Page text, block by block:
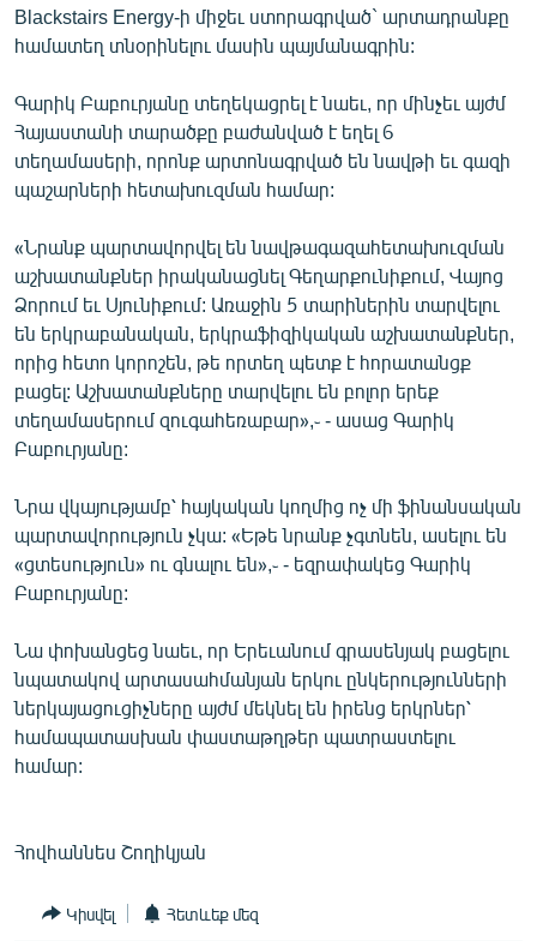
ԱՐԽԻՎ
ՏԵՍԱՆՅՈՒԹԵՐ
ԲԱՆԱՎԵՃ
ՁԳՏԵԼՈՎ ԼԱՎԱԳՈՒՅՆԻՆ
ՓՈԴՔԱՍԹ
Հայերեն
English
Русский
ՀԵՏԵՎԵՔ ՄԵԶ
«Ազատության» բոլոր կայքերը
Blackstairs Energy-ի միջեւ ստորագրված` արտադրանքը
համատեղ տնօրինելու մասին պայմանագրին:
Գարիկ Բաբուրյանը տեղեկացրել է նաեւ, որ մինչեւ այժմ
Հայաստանի տարածքը բաժանված է եղել 6
տեղամասերի, որոնք արտոնագրված են նավթի եւ գազի
պաշարների հետախուզման համար:
«Նրանք պարտավորվել են նավթագազահետախուզման
աշխատանքներ իրականացնել Գեղարքունիքում, Վայոց
Ձորում եւ Սյունիքում: Առաջին 5 տարիներին տարվելու
են երկրաբանական, երկրաֆիզիկական աշխատանքներ,
որից հետո կորոշեն, թե որտեղ պետք է հորատանցք
բացել: Աշխատանքները տարվելու են բոլոր երեք
տեղամասերում զուգահեռաբար»,֊ - ասաց Գարիկ
Բաբուրյանը:
Նրա վկայությամբ՝ հայկական կողմից ոչ մի ֆինանսական
պարտավորություն չկա: «Եթե նրանք չգտնեն, ասելու են
«ցտեսություն» ու գնալու են»,֊ - եզրափակեց Գարիկ
Բաբուրյանը:
Նա փոխանցեց նաեւ, որ Երեւանում գրասենյակ բացելու
նպատակով արտասահմանյան երկու ընկերությունների
ներկայացուցիչները այժմ մեկնել են իրենց երկրներ՝
համապատասխան փաստաթղթեր պատրաստելու
համար:
Հովհաննես Շողիկյան
Կիսվել Հետևեք մեզ